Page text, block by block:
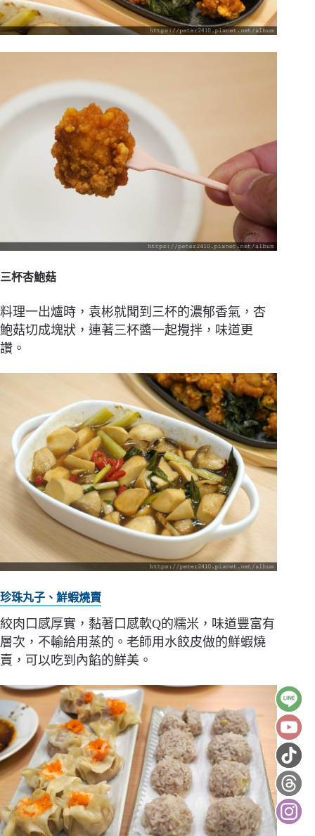
三杯杏鮑菇
料理一出爐時，袁彬就聞到三杯的濃郁香氣，杏
鮑菇切成塊狀，連著三杯醬一起攪拌，味道更
讚。
珍珠丸子、鮮蝦燒賣
絞肉口感厚實，黏著口感軟Q的糯米，味道豐富有
層次，不輸給用蒸的。老師用水餃皮做的鮮蝦燒
賣，可以吃到內餡的鮮美。